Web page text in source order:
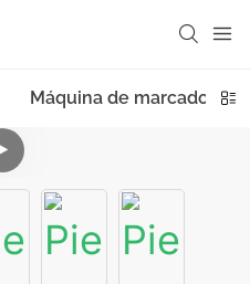
Máquina de marcado